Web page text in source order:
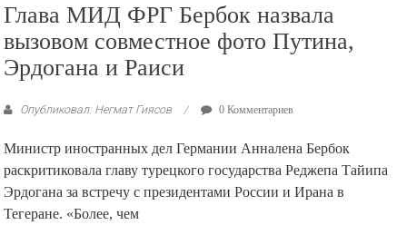
Глава МИД ФРГ Бербок назвала
вызовом совместное фото Путина,
Эрдогана и Раиси
Опубликовал: Негмат Гиясов 0 Комментариев
Министр иностранных дел Германии Анналена Бербок
раскритиковала главу турецкого государства Реджепа Тайипа
Эрдогана за встречу с президентами России и Ирана в
Тегеране. «Более, чем